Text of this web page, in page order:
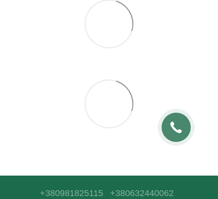
+380981825115 +380632440062